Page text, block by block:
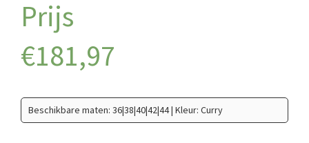
€181,97
Beschikbare maten: 36|38|40|42|44 | Kleur: Curry